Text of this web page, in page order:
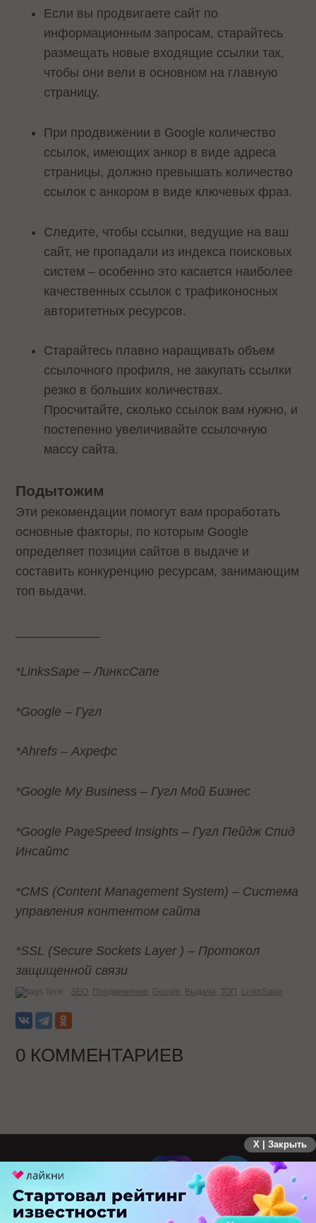
Если вы продвигаете сайт по
информационным запросам, старайтесь
размещать новые входящие ссылки так,
чтобы они вели в основном на главную
страницу.
При продвижении в Google количество
ссылок, имеющих анкор в виде адреса
страницы, должно превышать количество
ссылок с анкором в виде ключевых фраз.
Следите, чтобы ссылки, ведущие на ваш
сайт, не пропадали из индекса поисковых
систем – особенно это касается наиболее
качественных ссылок с трафиконосных
авторитетных ресурсов.
Старайтесь плавно наращивать объем
ссылочного профиля, не закупать ссылки
резко в больших количествах.
Просчитайте, сколько ссылок вам нужно, и
постепенно увеличивайте ссылочную
массу сайта.
Подытожим
Эти рекомендации помогут вам проработать
основные факторы, по которым Google
определяет позиции сайтов в выдаче и
составить конкуренцию ресурсам, занимающим
топ выдачи.
*LinksSape – ЛинксСапе
*Google – Гугл
*Ahrefs – Ахрефс
*Google My Business – Гугл Мой Бизнес
*Google PageSpeed Insights – Гугл Пейдж Спид
Инсайтс
*CMS (Content Management System) – Система
управления контентом сайта
*SSL (Secure Sockets Layer ) – Протокол
защищенной связи
Теги: SEO Продвижение Google Выдача ТОП LinksSape
0 КОММЕНТАРИЕВ
X | Закрыть
ПЕРЕЙТИ НА ПОЛНУЮ ВЕРСИЮ